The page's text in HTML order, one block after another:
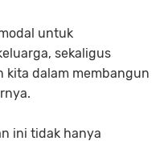
untuk
sekaligus
kita dalam membangun
ini tidak hanya